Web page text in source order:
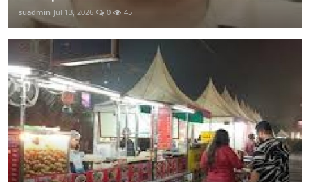
suadmin Jul 13, 2026 0 45